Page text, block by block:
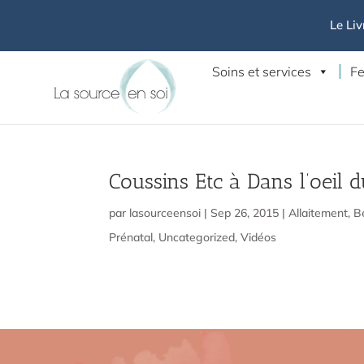
Le
Soins et services
Coussins Etc à Dans l’oeil
par lasourceensoi | Sep 26, 2015 | Allaitement,
Prénatal, Uncategorized,Vidéos